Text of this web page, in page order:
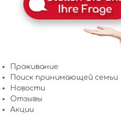
Проживание
Поиск принимающей семьи
Новости
Отзывы
Акции